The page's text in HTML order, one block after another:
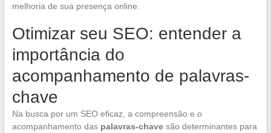
melhoria de sua presença online.
Otimizar seu SEO: entender a
importância do
acompanhamento de palavras-
chave
Na busca por um SEO eficaz, a compreensão e o
acompanhamento das palavras-chavesão determinantes para